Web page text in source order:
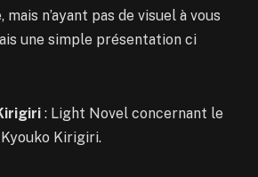
mais n’ayant pas de visuel à vous
une simple présentation ci
: Light Novel concernant le
Kirigiri.